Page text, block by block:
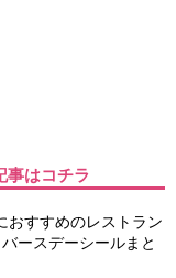
事はコチラ
おすすめのレストラン
ースデーシールまと